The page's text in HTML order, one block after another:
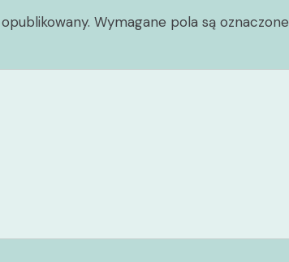
Wymagane pola są oznaczone